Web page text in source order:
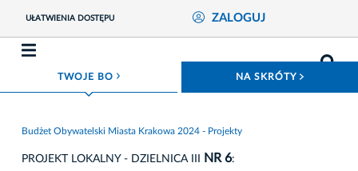
UŁATWIENIA DOSTĘPU ZALOGUJ
TWOJE BO ROZWIŃ MENU NA SKRÓTY
Budżet Obywatelski Miasta Krakowa 2024 - Projekty
PROJEKT LOKALNY - DZIELNICA III NR 6: